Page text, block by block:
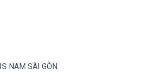
NAM SÀI GÒN